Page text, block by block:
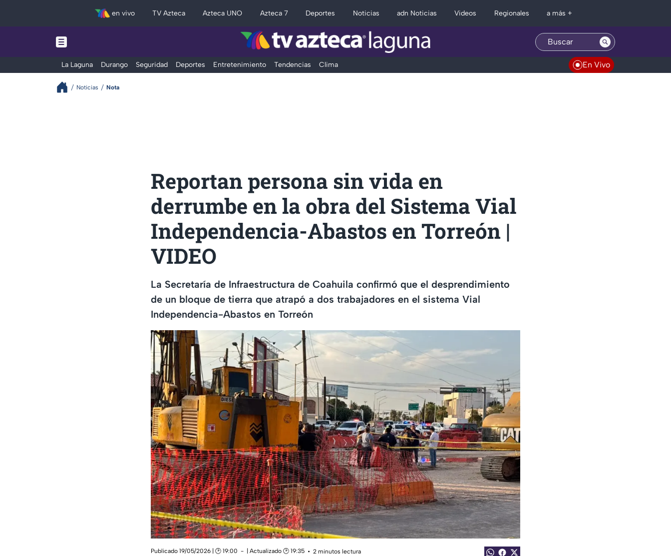
en vivo TV Azteca Azteca UNO Azteca 7 Deportes Noticias adn Noticias Videos Regionales a más +
La Laguna Durango Seguridad Deportes Entretenimiento Tendencias Clima En Vivo
Noticias Nota
Reportan persona sin vida en
derrumbe en la obra del Sistema Vial
Independencia-Abastos en Torreón |
VIDEO
La Secretaría de Infraestructura de Coahuila confirmó que el desprendimiento
de un bloque de tierra que atrapó a dos trabajadores en el sistema Vial
Independencia-Abastos en Torreón
Publicado 19/05/2026 | 🕑 19:00 | Actualizado 🕑 19:35
2 minutos lectura